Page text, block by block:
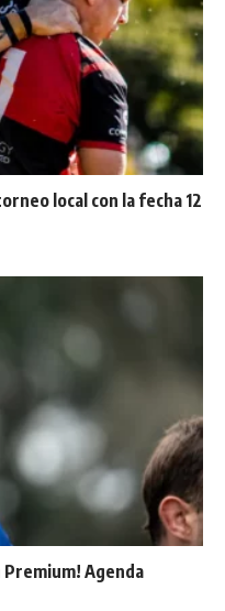
local con la fecha 12
Premium! Agenda